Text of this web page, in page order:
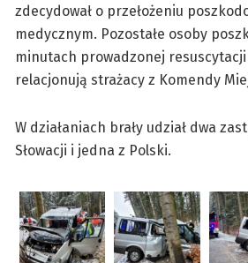
zdecydował o przełożeniu
medycznym. Pozostałe osoby
minutach prowadzonej
relacjonują strażacy z Komendy
W działaniach brały udział dwa
Słowacji i jedna z Polski.